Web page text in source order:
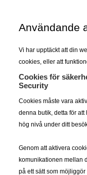
Användande
Vi har upptäckt att din
cookies, eller att
Cookies för
Security
Cookies måste vara
denna butik, detta för
hög nivå under ditt
Genom att aktivera
komunikationen mellan
på ett sätt som